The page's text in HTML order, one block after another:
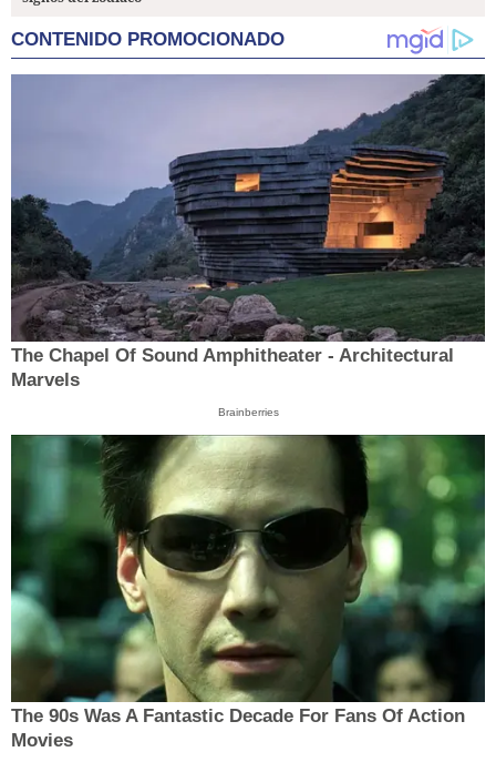
CONTENIDO PROMOCIONADO
The Chapel Of Sound Amphitheater - Architectural
Marvels
Brainberries
The 90s Was A Fantastic Decade For Fans Of Action
Movies